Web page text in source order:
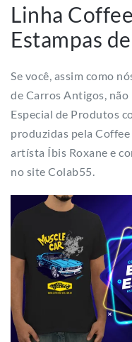
Linha
Estampas
Se você, assim como
de Carros Antigos,
Especial de Produtos
produzidas pela
artísta Íbis Roxane e
no site Colab55.